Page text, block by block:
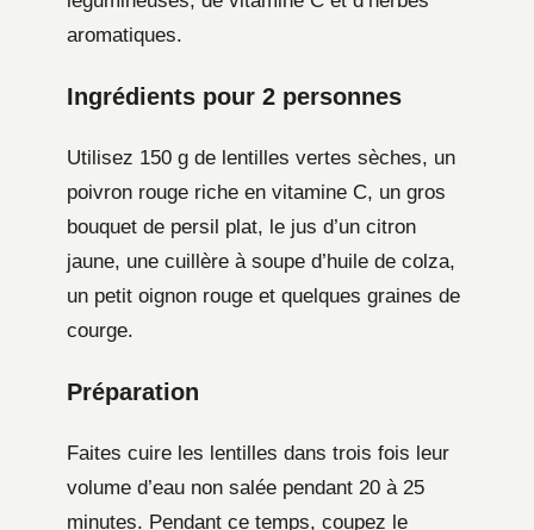
aromatiques.
Ingrédients pour 2 personnes
Utilisez 150 g de lentilles vertes sèches, un
poivron rouge riche en vitamine C, un gros
bouquet de persil plat, le jus d’un citron
jaune, une cuillère à soupe d’huile de colza,
un petit oignon rouge et quelques graines de
courge.
Préparation
Faites cuire les lentilles dans trois fois leur
volume d’eau non salée pendant 20 à 25
minutes. Pendant ce temps, coupez le